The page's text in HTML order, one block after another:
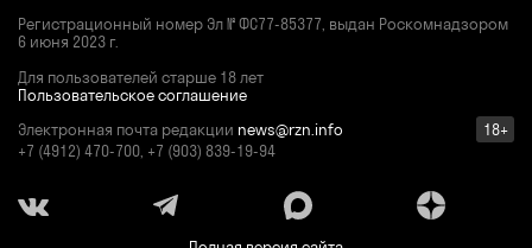
Регистрационный номер Эл № ФС77-85377, выдан Роскомнадзором
6 июня 2023 г.
Для пользователей старше 18 лет
Пользовательское соглашение
Электронная почта редакции news@rzn.info
18+
+7 (4912) 470-700, +7 (903) 839-19-94